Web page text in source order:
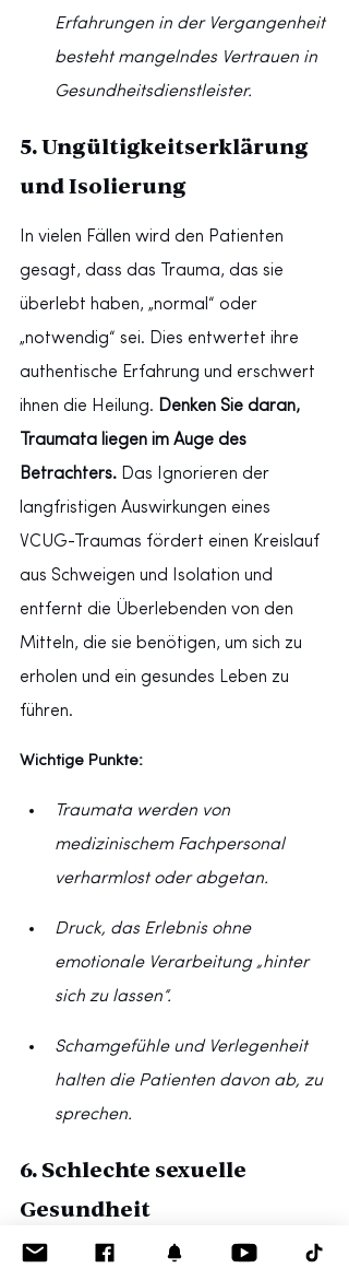
Erfahrungen in der Vergangenheit
besteht mangelndes Vertrauen in
Gesundheitsdienstleister.
5. Ungültigkeitserklärung
und Isolierung
In vielen Fällen wird den Patienten
gesagt, dass das Trauma, das sie
überlebt haben, „normal“ oder
„notwendig“ sei. Dies entwertet ihre
authentische Erfahrung und erschwert
ihnen die Heilung. Denken Sie daran,
Traumata liegen im Auge des
Betrachters. Das Ignorieren der
langfristigen Auswirkungen eines
VCUG-Traumas fördert einen Kreislauf
aus Schweigen und Isolation und
entfernt die Überlebenden von den
Mitteln, die sie benötigen, um sich zu
erholen und ein gesundes Leben zu
führen.
Wichtige Punkte:
Traumata werden von
medizinischem Fachpersonal
verharmlost oder abgetan.
Druck, das Erlebnis ohne
emotionale Verarbeitung „hinter
sich zu lassen“.
Schamgefühle und Verlegenheit
halten die Patienten davon ab, zu
sprechen.
6. Schlechte sexuelle
Gesundheit
Ein VCUG-Trauma hat oft dauerhafte